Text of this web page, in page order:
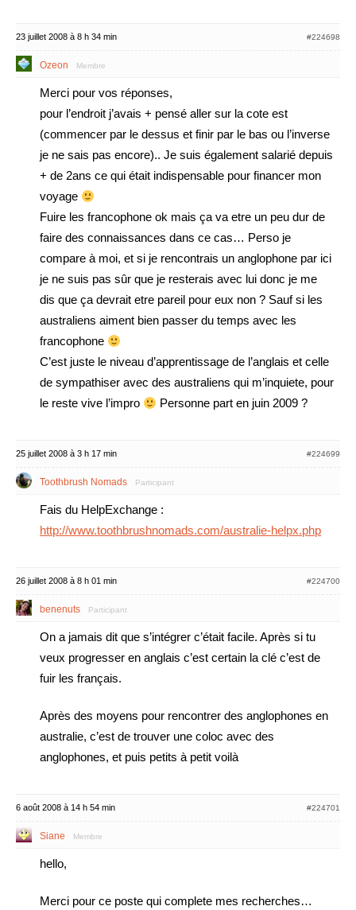
23 juillet 2008 à 8 h 34 min #224698
Ozeon Membre
Merci pour vos réponses,
pour l’endroit j’avais + pensé aller sur la cote est
(commencer par le dessus et finir par le bas ou l’inverse
je ne sais pas encore).. Je suis également salarié depuis
+ de 2ans ce qui était indispensable pour financer mon
voyage
Fuire les francophone ok mais ça va etre un peu dur de
faire des connaissances dans ce cas… Perso je
compare à moi, et si je rencontrais un anglophone par ici
je ne suis pas sûr que je resterais avec lui donc je me
dis que ça devrait etre pareil pour eux non ? Sauf si les
australiens aiment bien passer du temps avec les
francophone
C’est juste le niveau d’apprentissage de l’anglais et celle
de sympathiser avec des australiens qui m’inquiete, pour
le reste vive l’impro
Personne part en juin 2009 ?
25 juillet 2008 à 3 h 17 min #224699
Toothbrush Nomads Participant
Fais du HelpExchange :
http://www.toothbrushnomads.com/australie-helpx.php
26 juillet 2008 à 8 h 01 min #224700
benenuts Participant
On a jamais dit que s’intégrer c’était facile. Après si tu
veux progresser en anglais c’est certain la clé c’est de
fuir les français.
Après des moyens pour rencontrer des anglophones en
australie, c’est de trouver une coloc avec des
anglophones, et puis petits à petit voilà
6 août 2008 à 14 h 54 min #224701
Siane Membre
hello,
Merci pour ce poste qui complete mes recherches…